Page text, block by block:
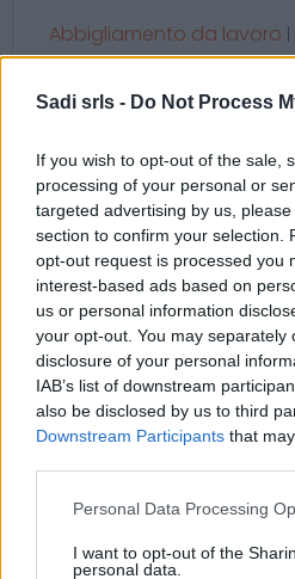
Sadi srls - Do Not Process
If you wish to opt-out of the sale,
processing of your personal or
targeted advertising by us,
section to confirm your selection.
opt-out request is processed you
interest-based ads based on
us or personal information
your opt-out. You may separately
disclosure of your personal
IAB’s list of downstream
also be disclosed by us to third
Downstream Participants that
Please note that this website/app
not limited to your visit or usage
Personal Data Processing
I want to opt-out of the
personal data.
Abbigliamento da lavoro
Potrebbero
20,60
Filtro 3M